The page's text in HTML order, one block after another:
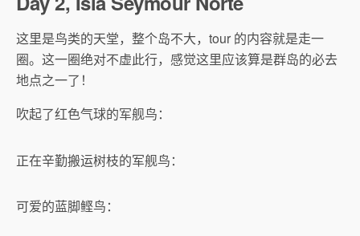
这里是鸟类的天堂，整个岛不大，tour 的内容就是走一
圈。这一圈绝对不虚此行，感觉这里应该算是群岛的必去
地点之一了！
吹起了红色气球的军舰鸟：
正在辛勤搬运树枝的军舰鸟：
可爱的蓝脚鲣鸟：